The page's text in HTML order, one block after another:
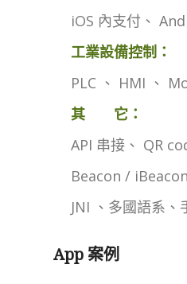
iOS 內支付、
工業設備控制：
PLC 、 HMI 、
其 它：
API 串接、 QR
Beacon /
JNI 、多國語系
App 案例